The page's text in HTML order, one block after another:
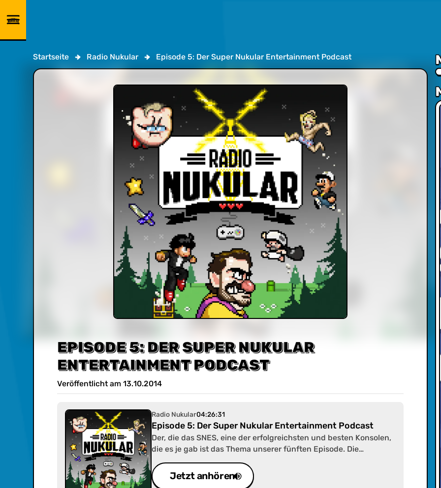
Startseite Radio Nukular Episode 5: Der Super Nukular Entertainment Podcast
EPISODE 5: DER SUPER NUKULAR
ENTERTAINMENT PODCAST
Veröffentlicht am 13.10.2014
Radio Nukular04:26:31
Episode 5: Der Super Nukular Entertainment Podcast
Der, die das SNES, eine der erfolgreichsten und besten Konsolen,
die es je gab ist das Thema unserer fünften Episode. Die
der Soundtracks, die Erinnerungen an Super Mario World – es gibt
viele gemeinsame Erfahrungen mit dem kleinen grauen Kasten.
Jetzt anhören